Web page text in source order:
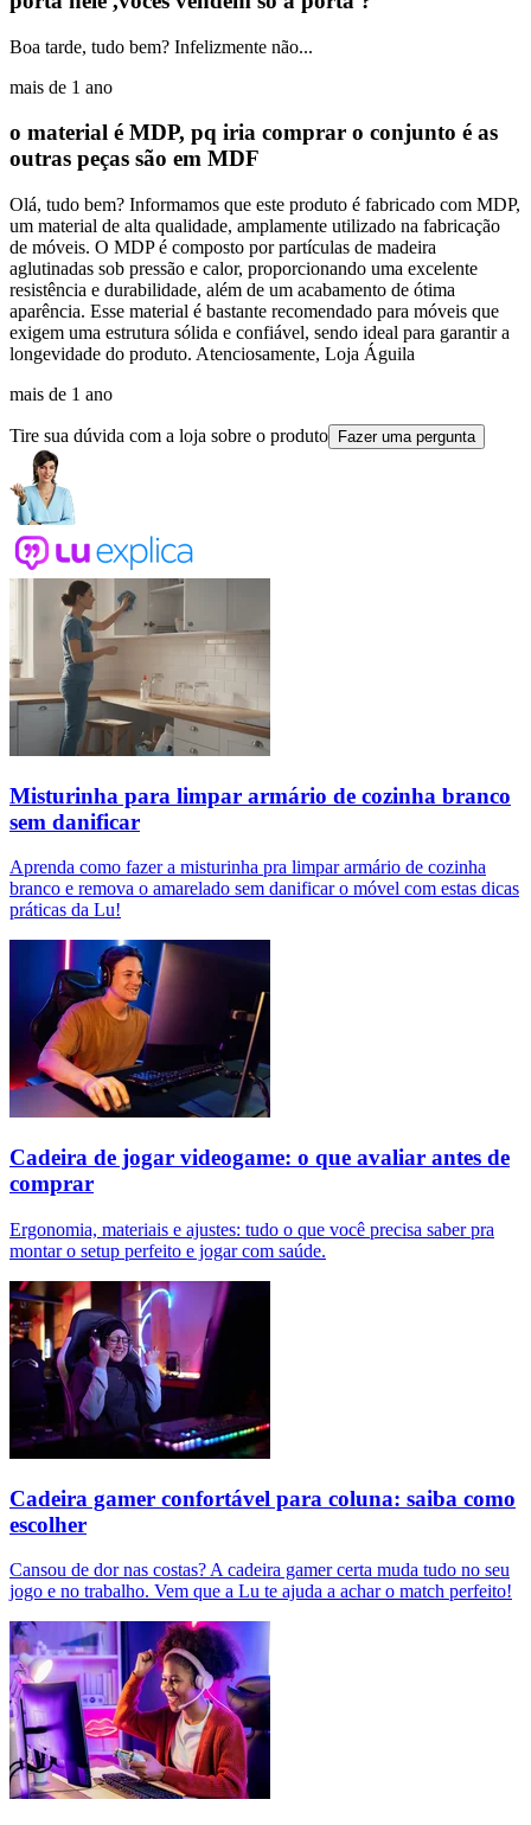
Boa tarde, tudo bem? Infelizmente não...
mais de 1 ano
o material é MDP, pq iria comprar o conjunto é as
outras peças são em MDF
Olá, tudo bem? Informamos que este produto é fabricado com MDP,
um material de alta qualidade, amplamente utilizado na fabricação
de móveis. O MDP é composto por partículas de madeira
aglutinadas sob pressão e calor, proporcionando uma excelente
resistência e durabilidade, além de um acabamento de ótima
aparência. Esse material é bastante recomendado para móveis que
exigem uma estrutura sólida e confiável, sendo ideal para garantir a
longevidade do produto. Atenciosamente, Loja Águila
mais de 1 ano
Tire sua dúvida com a loja sobre o produto Fazer uma pergunta
Misturinha para limpar armário de cozinha branco
sem danificar
Aprenda como fazer a misturinha pra limpar armário de cozinha
branco e remova o amarelado sem danificar o móvel com estas dicas
práticas da Lu!
Cadeira de jogar videogame: o que avaliar antes de
comprar
Ergonomia, materiais e ajustes: tudo o que você precisa saber pra
montar o setup perfeito e jogar com saúde.
Cadeira gamer confortável para coluna: saiba como
escolher
Cansou de dor nas costas? A cadeira gamer certa muda tudo no seu
jogo e no trabalho. Vem que a Lu te ajuda a achar o match perfeito!